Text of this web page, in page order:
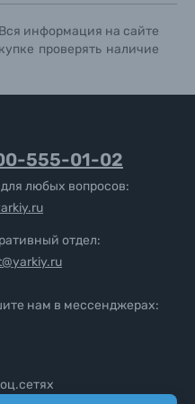
информация на сайте
проверять наличие
555-01-02
любых вопросов:
отдел:
нам в мессенджерах: